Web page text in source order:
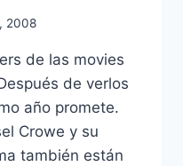
2008
de las movies
de verlos
año promete.
Crowe y su
también están